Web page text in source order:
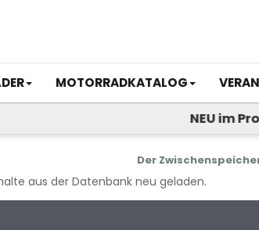
MOTORRADKATALOG
NEU im
Der
aus der Datenbank neu geladen.